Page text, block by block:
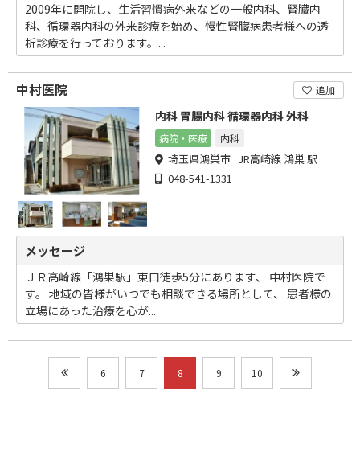
2009年に開院し、生活習慣病外来などの一般内科、腎臓内
科、循環器内科の外来診療を始め、慢性腎臓病患者様への透
析診療を行っております。...
中村医院 追加
内科 胃腸内科 循環器内科 外科
病院・医療 内科
埼玉県鴻巣市 JR高崎線 鴻巣 駅
048-541-1331
メッセージ
ＪＲ高崎線「鴻巣駅」東口徒歩5分にあります、 中村医院で
す。 地域の皆様がいつでも相談できる場所として、 患者様の
立場にあった治療を心が...
6 7 8 9 10